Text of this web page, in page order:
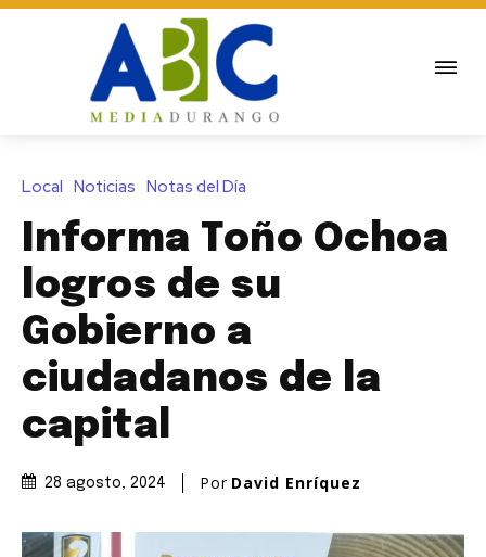
Local Noticias Notas del Día
Informa Toño Ochoa
logros de su
Gobierno a
ciudadanos de la
capital
28 agosto, 2024 Por David Enríquez